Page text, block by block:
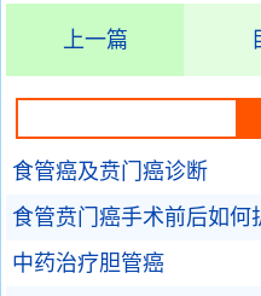
上一篇
食管癌及贲门癌诊断
食管贲门癌手术前后如何
中药治疗胆管癌